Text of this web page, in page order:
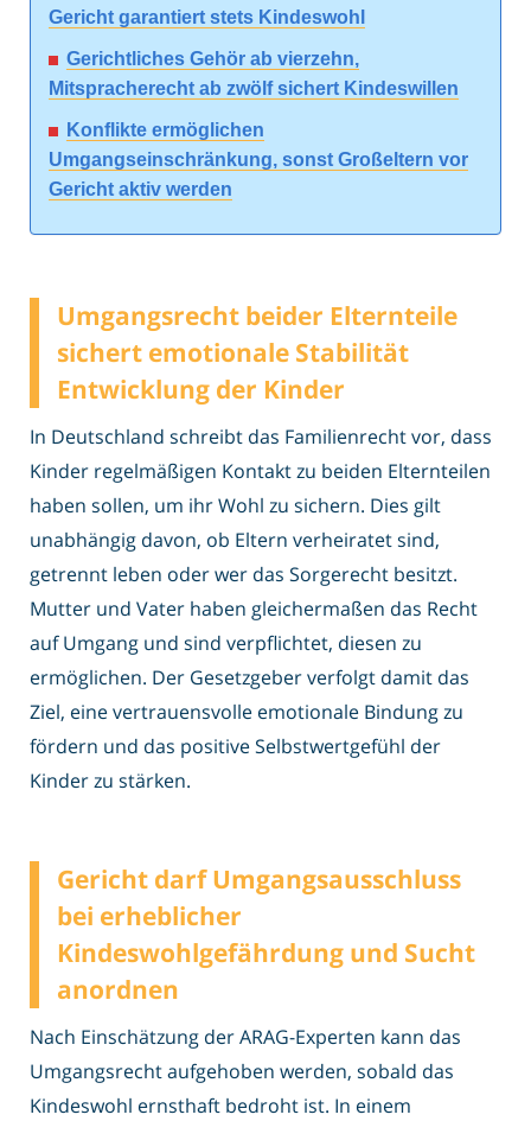
Gericht garantiert stets Kindeswohl
Gerichtliches Gehör ab vierzehn,
Mitspracherecht ab zwölf sichert Kindeswillen
Konflikte ermöglichen
Umgangseinschränkung, sonst Großeltern vor
Gericht aktiv werden
Umgangsrecht beider Elternteile
sichert emotionale Stabilität
Entwicklung der Kinder
In Deutschland schreibt das Familienrecht vor, dass
Kinder regelmäßigen Kontakt zu beiden Elternteilen
haben sollen, um ihr Wohl zu sichern. Dies gilt
unabhängig davon, ob Eltern verheiratet sind,
getrennt leben oder wer das Sorgerecht besitzt.
Mutter und Vater haben gleichermaßen das Recht
auf Umgang und sind verpflichtet, diesen zu
ermöglichen. Der Gesetzgeber verfolgt damit das
Ziel, eine vertrauensvolle emotionale Bindung zu
fördern und das positive Selbstwertgefühl der
Kinder zu stärken.
Gericht darf Umgangsausschluss
bei erheblicher
Kindeswohlgefährdung und Sucht
anordnen
Nach Einschätzung der ARAG-Experten kann das
Umgangsrecht aufgehoben werden, sobald das
Kindeswohl ernsthaft bedroht ist. In einem